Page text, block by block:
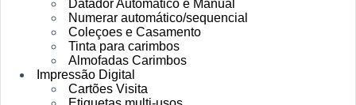
Datador Automático e Manual
Numerar automático/sequencial
Coleçoes e Casamento
Tinta para carimbos
Almofadas Carimbos
Impressão Digital
Cartões Visita